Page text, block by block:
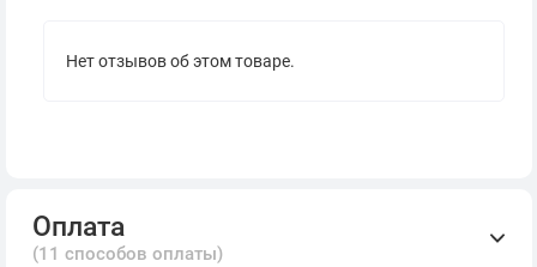
Нет отзывов об этом товаре.
Оплата
(11 способов оплаты)